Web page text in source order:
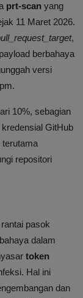
prt-scan yang
11 Maret 2026.
,
berbahaya
versi
10%, sebagian
GitHub
repositori
pasok
dalam
token
Hal ini
dan